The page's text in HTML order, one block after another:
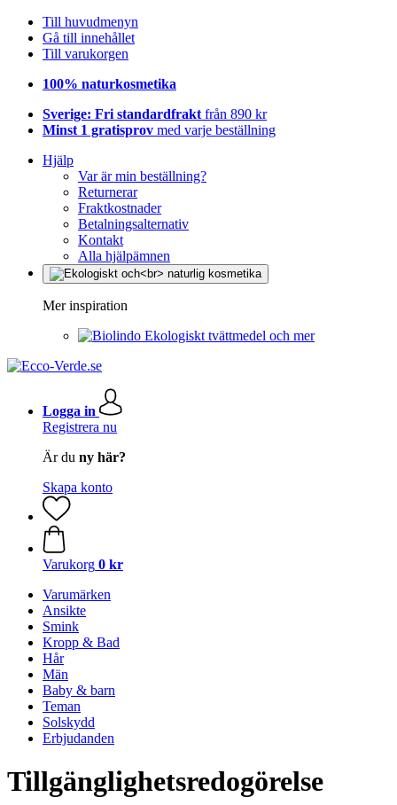
Till huvudmenyn
Gå till innehållet
Till varukorgen
100% naturkosmetika
Sverige: Fri standardfrakt från 890 kr
Minst 1 gratisprov med varje beställning
Hjälp
Var är min beställning?
Returnerar
Fraktkostnader
Betalningsalternativ
Kontakt
Alla hjälpämnen
Mer inspiration
Ekologiskt tvättmedel och mer
Logga in
Registrera nu
Är du ny här?
Skapa konto
Varukorg 0 kr
Varumärken
Ansikte
Smink
Kropp & Bad
Hår
Män
Baby & barn
Teman
Solskydd
Erbjudanden
Tillgänglighetsredogörelse